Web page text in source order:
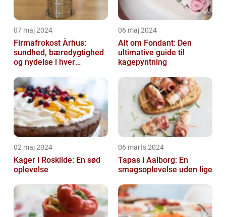
07 maj 2024
Firmafrokost Århus:
sundhed, bæredygtighed
og nydelse i hver
06 maj 2024
Alt om Fondant: Den
ultimative guide til
kagepyntning
02 maj 2024
Kager i Roskilde: En sød
oplevelse
06 marts 2024
Tapas i Aalborg: En
smagsoplevelse uden lige